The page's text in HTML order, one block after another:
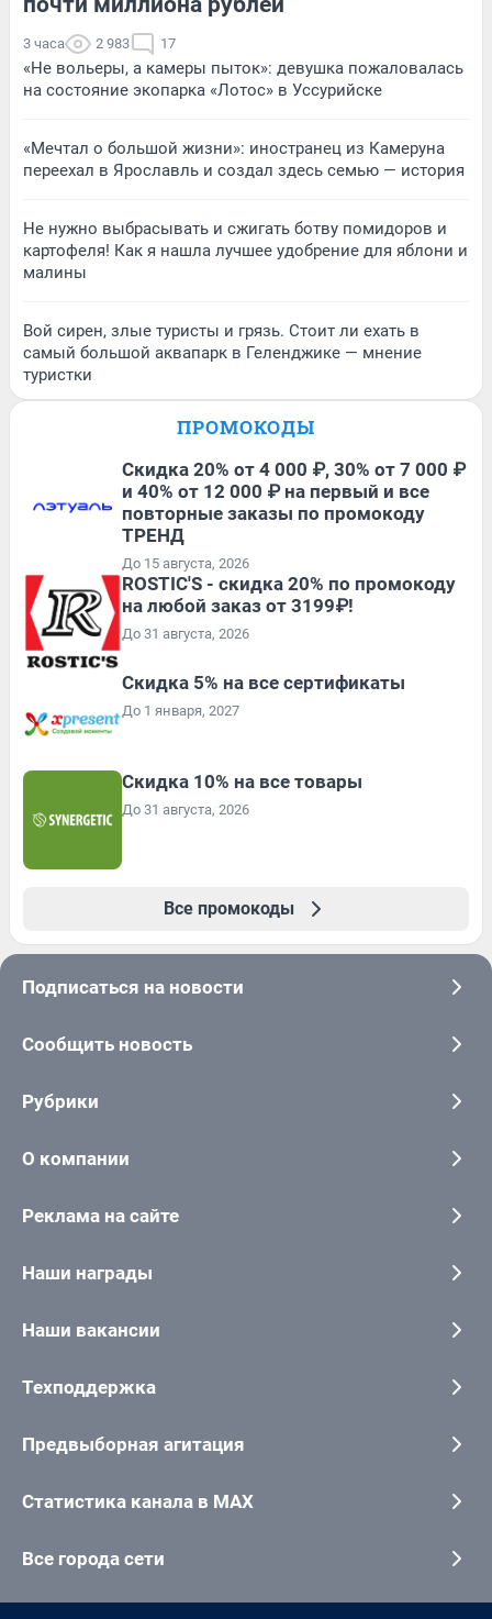
3 часа 2 983 17
«Не вольеры, а камеры пыток»: девушка пожаловалась
на состояние экопарка «Лотос» в Уссурийске
«Мечтал о большой жизни»: иностранец из Камеруна
переехал в Ярославль и создал здесь семью — история
Не нужно выбрасывать и сжигать ботву помидоров и
картофеля! Как я нашла лучшее удобрение для яблони и
малины
Вой сирен, злые туристы и грязь. Стоит ли ехать в
самый большой аквапарк в Геленджике — мнение
туристки
ПРОМОКОДЫ
Скидка 20% от 4 000 ₽, 30% от 7 000 ₽
и 40% от 12 000 ₽ на первый и все
повторные заказы по промокоду
ТРЕНД
До 15 августа, 2026
ROSTIC'S - скидка 20% по промокоду
на любой заказ от 3199₽!
До 31 августа, 2026
Скидка 5% на все сертификаты
До 1 января, 2027
Скидка 10% на все товары
До 31 августа, 2026
Все промокоды
Подписаться на новости
Сообщить новость
Рубрики
О компании
Реклама на сайте
Наши награды
Наши вакансии
Техподдержка
Предвыборная агитация
Статистика канала в MAX
Все города сети